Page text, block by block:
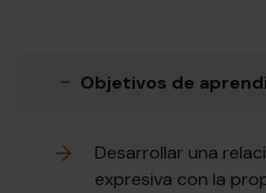
− Objetivos de
Desarrollar una
expresiva con la